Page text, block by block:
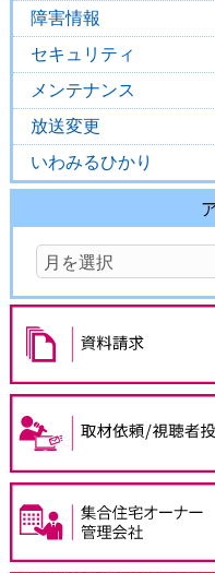
障害情報
セキュリティ
メンテナンス
放送変更
いわみるひかり